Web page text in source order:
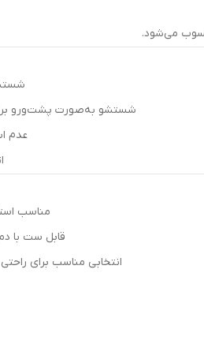
شستشو به‌صورت پشت‌ورو
عدم
مناسب
قابل ست با
انتخابی مناسب برای